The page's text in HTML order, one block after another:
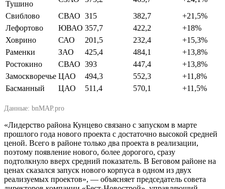
Тушино
Свиблово
СВАО 315 382,7
+21,5%
Лефортово
ЮВАО 357,7 422,2
+18%
Ховрино
САО 201,5 232,4
+15,3%
Раменки
ЗАО 425,4 484,1
+13,8%
Ростокино
СВАО 393 447,4
+13,8%
Замоскворечье ЦАО 494,3 552,3
+11,8%
Басманный
ЦАО 511,4 570,1 +11,5%
Данные: bnMAP.pro
«Лидерство района Кунцево связано с запуском в марте
прошлого года нового проекта с достаточно высокой средней
ценой. Всего в районе только два проекта в реализации,
поэтому появление нового, более дорогого, сразу
подтолкнуло вверх средний показатель. В Беговом районе на
ценах сказался запуск нового корпуса в одном из двух
реализуемых проектов», — объясняет председатель совета